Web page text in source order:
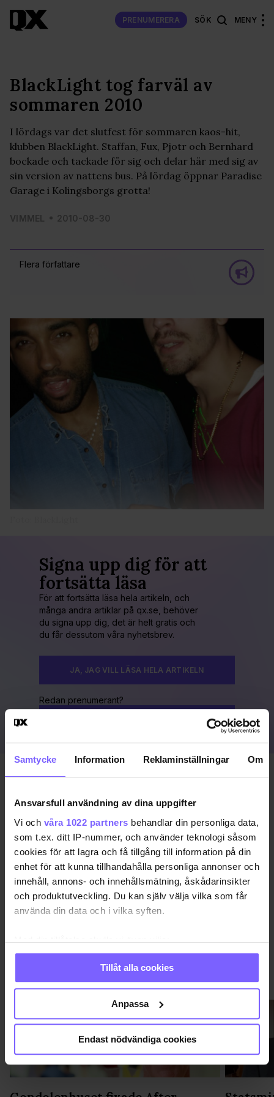
Samtycke Information Reklaminställningar Om
Ansvarsfull användning av dina uppgifter
Vi och våra 1022 partners behandlar din personliga data,
som t.ex. ditt IP-nummer, och använder teknologi såsom
cookies för att lagra och få tillgång till information på din
enhet för att kunna tillhandahålla personliga annonser och
innehåll, annons- och innehållsmätning, åskådarinsikter
och produktutveckling. Du kan själv välja vilka som får
använda din data och i vilka syften.
Med din tillåtelse skulle vi även vilja:
Samla in information om din geografiska plats
som kan ha en noggrannhet på upp till flera meter
Identifiera din enhet genom att aktivt skanna den
för specifika kännetecken (fingeravtryck)
Ta reda på mer om hur dina personliga uppgifter
Du kan ändra eller dra tillbaka ditt samtycke när som
helst från cookie-förklaringen.
Vi använder enhetsidentifierare för att anpassa innehållet
Tillåt alla cookies
Anpassa
Endast nödvändiga cookies
PRENUMERERA SÖK MENY
Flera författare
BlackLight tog farväl av
sommaren 2010
I lördags var det slutfest för sommaren kaos-hit,
klubben BlackLight. Staffan, Fux, Pjotr och Bernhard
bockade och tackade för sig och delar här med sig av
sin version av nattens bus. På lördag öppnar Paradise
Garage i Kolingsborgs grotta!
VIMMEL 2010-08-30
Signa upp dig för att
fortsätta läsa
För att fortsätta läsa hela artikeln, och
många andra artiklar på qx.se, behöver
du signa upp dig, det är helt gratis och
du får dessutom våra nyhetsbrev.
JA, JAG VILL LÄSA HELA ARTIKELN
Redan prenumerant?
STOCKHOLM
DELA DEN HÄR ARTIKELN